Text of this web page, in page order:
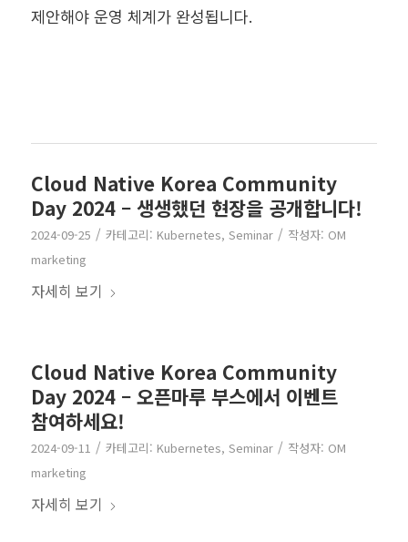
제안해야 운영 체계가 완성됩니다.
Cloud Native Korea Community
Day 2024 – 생생했던 현장을 공개합니다!
2024-09-25 / 카테고리: Kubernetes, Seminar / 작성자: OM
marketing
자세히 보기
Cloud Native Korea Community
Day 2024 – 오픈마루 부스에서 이벤트
참여하세요!
2024-09-11 / 카테고리: Kubernetes, Seminar / 작성자: OM
marketing
자세히 보기